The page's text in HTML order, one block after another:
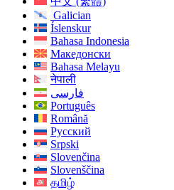
Galician
Íslenskur
Bahasa Indonesia
Македонски
Bahasa Melayu
नेपाली
فارسی
Português
Română
Русский
Srpski
Slovenčina
Slovenščina
தமிழ்